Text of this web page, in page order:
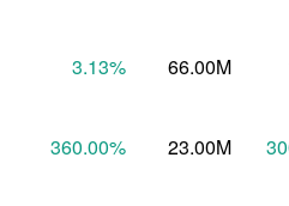
3.13% 66.00M
360.00% 23.00M